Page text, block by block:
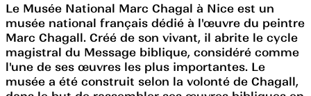
Le Musée National Marc Chagal à Nice est un
musée national français dédié à l'œuvre du peintre
Marc Chagall. Créé de son vivant, il abrite le cycle
magistral du Message biblique, considéré comme
l'une de ses œuvres les plus importantes. Le
musée a été construit selon la volonté de Chagall,